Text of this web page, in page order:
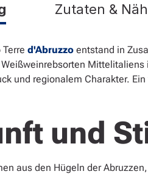
Zutaten &
Terre d'Abruzzo entstand in
Mittelitaliens
und regionalem Charakter.
und
aus den Hügeln der